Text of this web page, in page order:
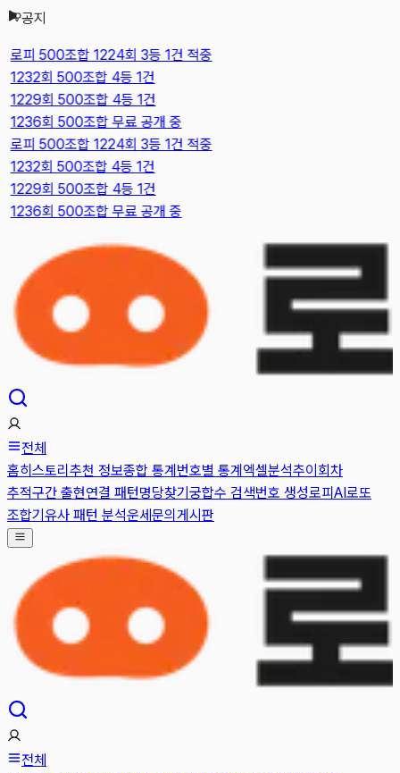
공지
로피 500조합 1224회 3등 1건 적중
1232회 500조합 4등 1건
1229회 500조합 4등 1건
1236회 500조합 무료 공개 중
로피 500조합 1224회 3등 1건 적중
1232회 500조합 4등 1건
1229회 500조합 4등 1건
1236회 500조합 무료 공개 중
전체
홈히스토리 추천 정보종합 통계번호별 통계엑셀분석추이 회차
추적구간 출현연결 패턴명당찾기궁합수 검색번호 생성로피AI로또
조합기유사 패턴 분석운세문의게시판
전체